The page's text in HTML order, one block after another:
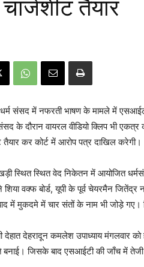
तैयार
धर्म संसद में नफरती भाषण के मामले में
संसद के दौरान वायरल वीडियो क्लिप भी
कर कोर्ट में आरोप पत्र दाखिल करेगी।
स्थित स्थित वेद निकेतन में आयोजित
शिया वक्फ बोर्ड, यूपी के पूर्व चेयरमैन
में मुकदमे में चार संतों के नाम भी जोड़े
देहरादून कमलेश उपाध्याय मंगलवार
बनाई। जिसके बाद एसआईटी की जाँच में